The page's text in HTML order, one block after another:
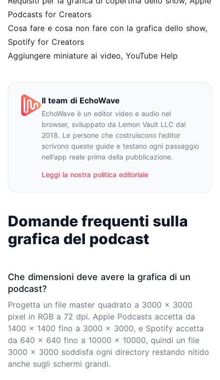
Podcasts for Creators
Cosa fare e cosa non fare con la grafica dello show,
Spotify for Creators
Aggiungere miniature ai video, YouTube Help
Il team di EchoWave
EchoWave è un editor video e audio nel
browser, sviluppato da Lemon Vault LLC dal
2018. Le persone che costruiscono l'editor
scrivono queste guide e testano ogni passaggio
nell'app reale prima della pubblicazione.
Leggi la nostra politica editoriale
Domande frequenti sulla
grafica del podcast
Che dimensioni deve avere la grafica di un
podcast?
Progetta un file master quadrato a 3000 x 3000
pixel in RGB a 72 dpi. Apple Podcasts accetta da
1400 x 1400 fino a 3000 x 3000, e Spotify accetta
da 640 x 640 fino a 10000 x 10000, quindi un file
3000 x 3000 soddisfa ogni directory restando nitido
anche sugli schermi grandi.